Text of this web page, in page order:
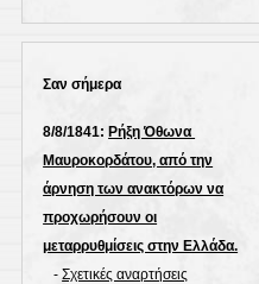
Σαν σήμερα
8/8/1841:Ρήξη Όθωνα 
Μαυροκορδάτου, από την
άρνηση των ανακτόρων να
προχωρήσουν οι
μεταρρυθμίσεις στην Ελλάδα.
-Σχετικές αναρτήσεις